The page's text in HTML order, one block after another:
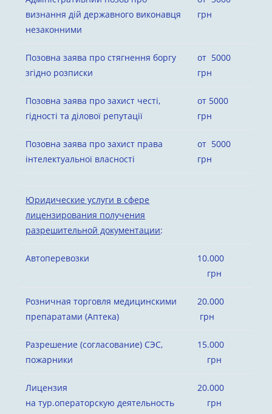
визнання дій державного виконавця
незаконними
грн
Позовна заява про стягнення боргу
згідно розписки
от 5000
грн
Позовна заява про захист честі,
гідності та ділової репутації
от 5000
грн
Позовна заява про захист права
інтелектуальної власності
от 5000
грн
Юридические услуги в сфере
лицензирования получения
разрешительной документации:
Автоперевозки
10.000
грн
Розничная торговля медицинскими
препаратами (Аптека)
20.000
грн
Разрешение (согласование) СЭС,
пожарники
15.000
грн
Лицензия
на тур.операторскую деятельность
20.000
грн